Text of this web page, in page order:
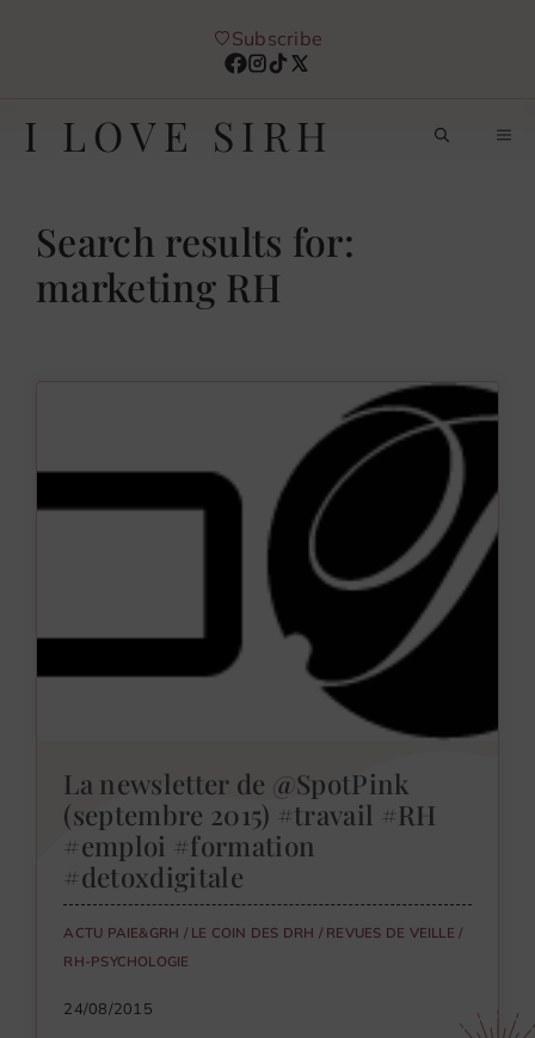
Subscribe
I LOVE SIRH
Search results for:
marketing RH
La newsletter de @SpotPink
(septembre 2015) #travail #RH
#emploi #formation
#detoxdigitale
ACTU PAIE&GRH / LE COIN DES DRH / REVUES DE VEILLE /
RH-PSYCHOLOGIE
24/08/2015